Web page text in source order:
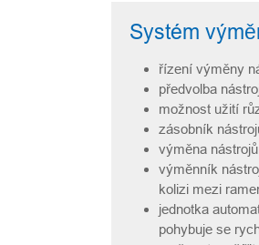
Systém
řízení výměny
předvolba
možnost užití
zásobník
výměna
výměnník
kolizi mezi
jednotka
pohybuje se